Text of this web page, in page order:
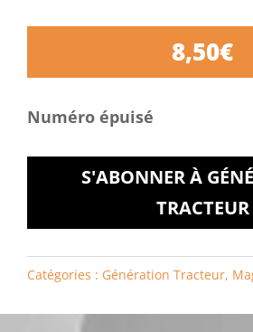
8,50€
Numéro épuisé
S'ABONNER À
TRACTEUR
Catégories : Génération Tracteur,